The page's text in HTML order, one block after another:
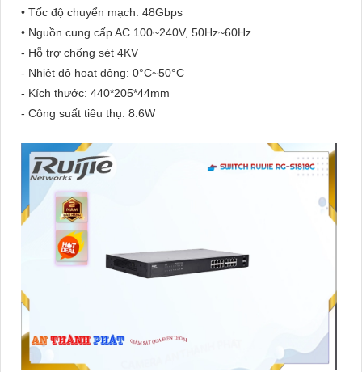
• Tốc độ chuyển mạch: 48Gbps
• Nguồn cung cấp AC 100~240V, 50Hz~60Hz
- Hỗ trợ chống sét 4KV
- Nhiệt độ hoạt động: 0°C~50°C
- Kích thước: 440*205*44mm
- Công suất tiêu thụ: 8.6W